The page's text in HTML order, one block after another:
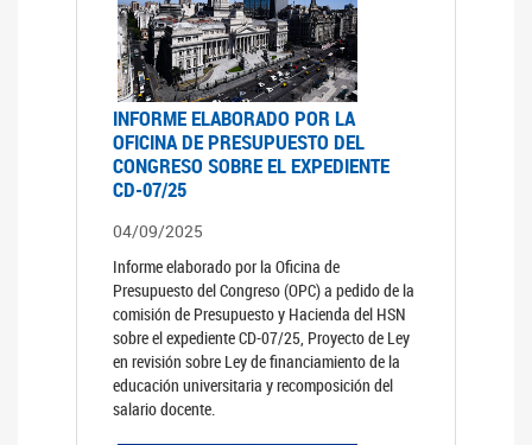
INFORME ELABORADO POR LA
OFICINA DE PRESUPUESTO DEL
CONGRESO SOBRE EL EXPEDIENTE
CD-07/25
04/09/2025
Informe elaborado por la Oficina de
Presupuesto del Congreso (OPC) a pedido de la
comisión de Presupuesto y Hacienda del HSN
sobre el expediente CD-07/25, Proyecto de Ley
en revisión sobre Ley de financiamiento de la
educación universitaria y recomposición del
salario docente.